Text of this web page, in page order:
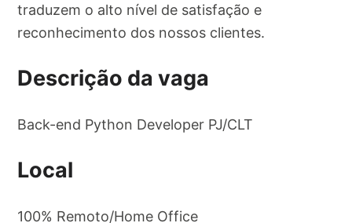
traduzem o alto nível de satisfação e
reconhecimento dos nossos clientes.
Descrição da vaga
Back-end Python Developer PJ/CLT
Local
100% Remoto/Home Office